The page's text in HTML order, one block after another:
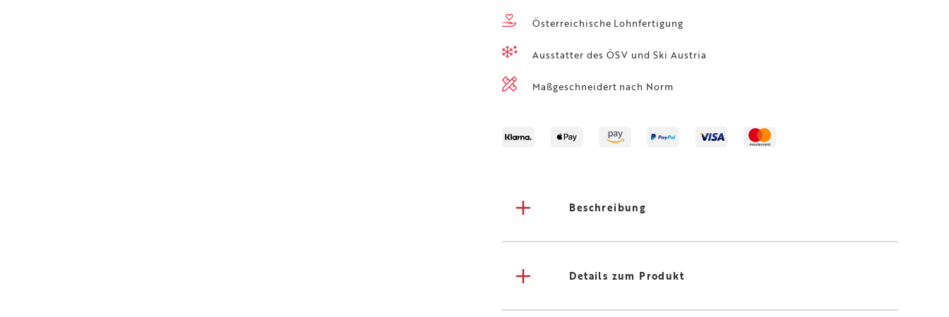
Österreichische Lohnfertigung
Ausstatter des ÖSV und Ski Austria
Maßgeschneidert nach Norm
Beschreibung
Details zum Produkt